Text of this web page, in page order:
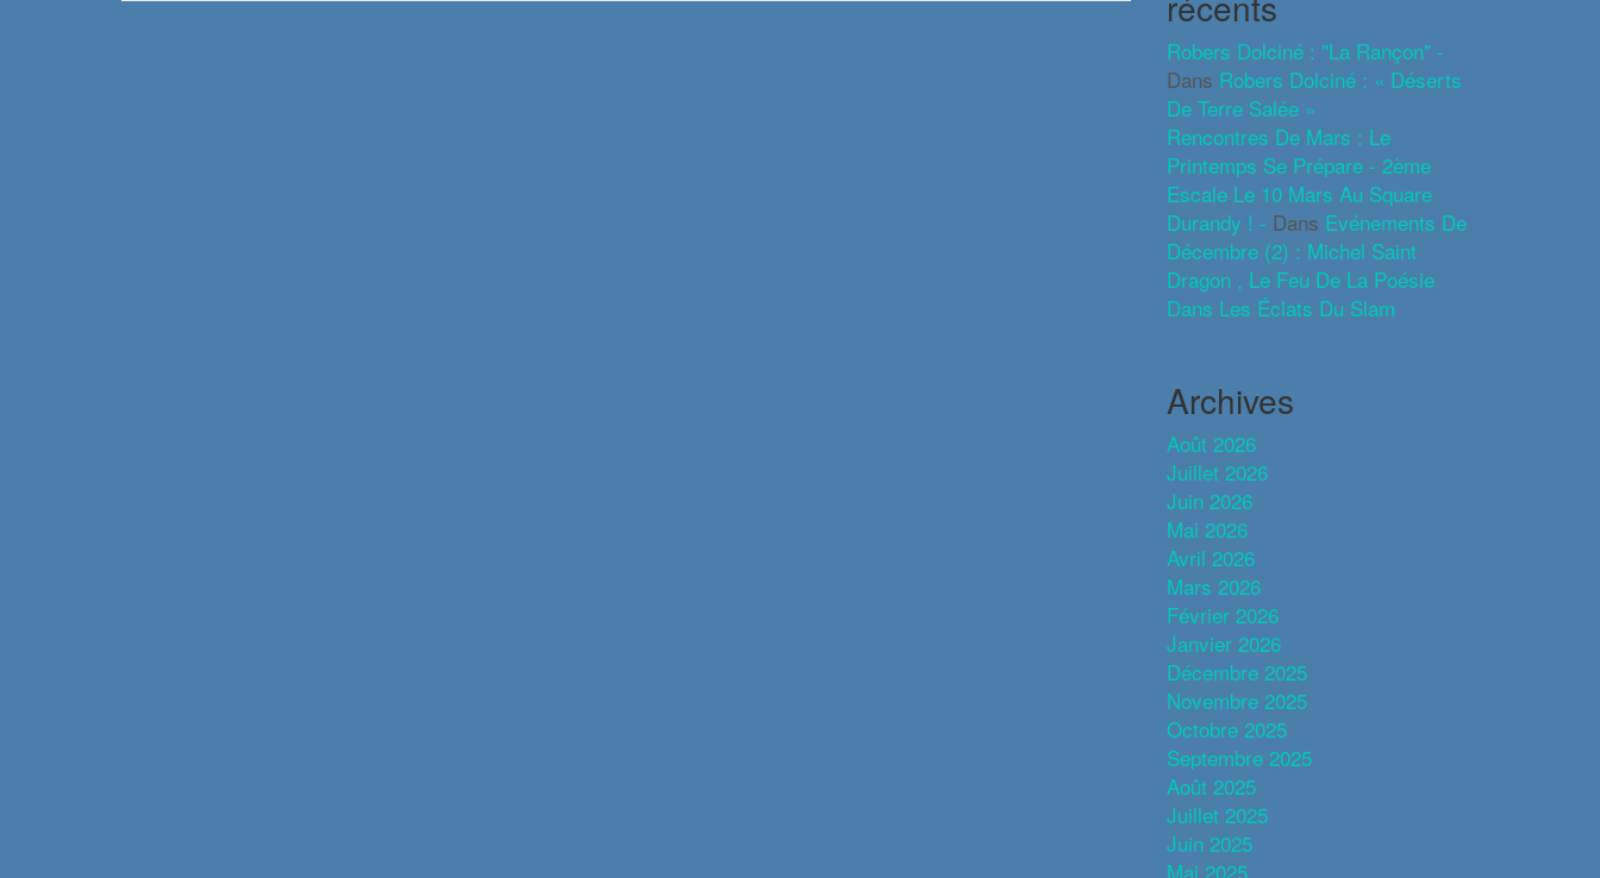
Robers Dolciné : "La Rançon" -
Dans Robers Dolciné : « Déserts
De Terre Salée »
Rencontres De Mars : Le
Printemps Se Prépare - 2ème
Escale Le 10 Mars Au Square
Durandy ! - Dans Evénements De
Décembre (2) : Michel Saint
Dragon , Le Feu De La Poésie
Dans Les Éclats Du Slam
Archives
Août 2026
Juillet 2026
Juin 2026
Mai 2026
Avril 2026
Mars 2026
Février 2026
Janvier 2026
Décembre 2025
Novembre 2025
Octobre 2025
Septembre 2025
Août 2025
Juillet 2025
Juin 2025
Mai 2025